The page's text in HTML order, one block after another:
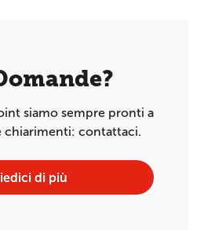
siamo sempre pronti a
chiarimenti: contattaci.
di più